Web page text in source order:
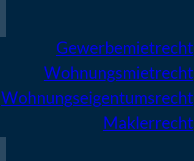
Gewerbemietrecht
Wohnungsmietrecht
Wohnungseigentumsrecht
Maklerrecht